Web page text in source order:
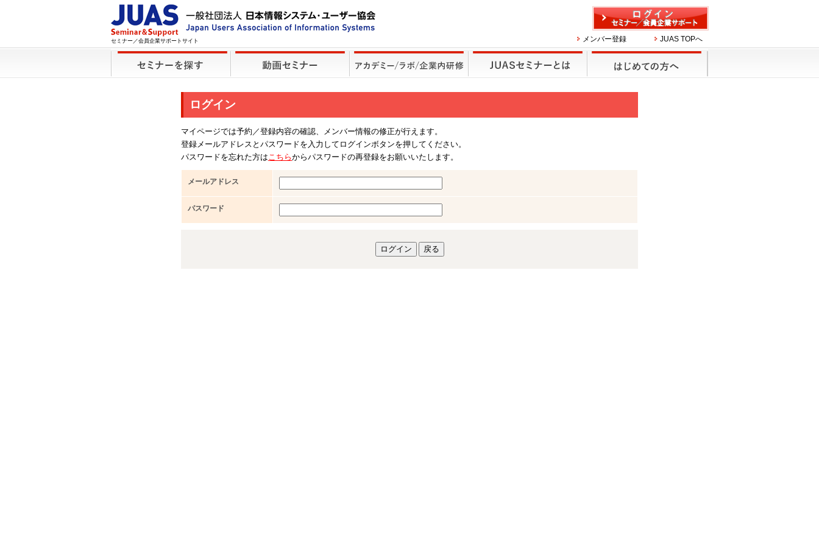
セミナー／会員企業サポートサイト メンバー登録 JUAS TOPへ
ログイン
マイページでは予約／登録内容の確認、メンバー情報の修正が行えます。
登録メールアドレスとパスワードを入力してログインボタンを押してください。
パスワードを忘れた方はこちらからパスワードの再登録をお願いいたします。
メールアドレス
パスワード